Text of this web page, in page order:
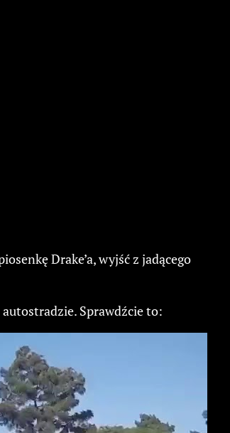
Drake’a, wyjść z jadącego
Sprawdźcie to: